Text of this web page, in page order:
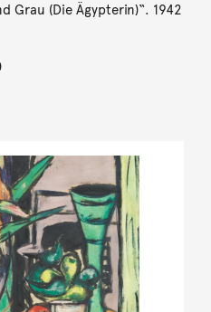
Grau (Die Ägypterin)“. 1942